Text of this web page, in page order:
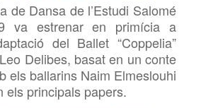
de Dansa de l’Estudi Salomé
va estrenar en primícia a
del Ballet “Coppelia”
Delibes, basat en un conte
els ballarins Naim Elmeslouhi
els principals papers.